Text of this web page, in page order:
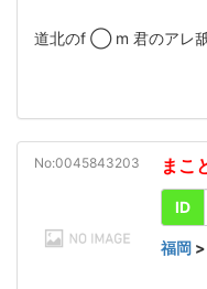
道北のf ◯ m 君のアレ舐
No:0045843203 まこ
ID
福岡 >